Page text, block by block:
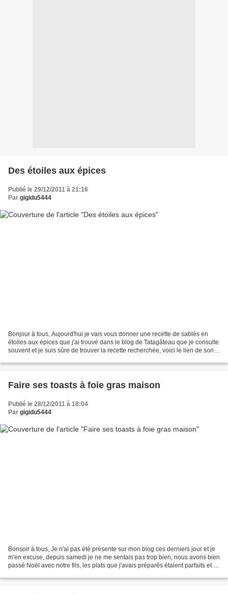
Des étoiles aux épices
Publié le 29/12/2011 à 21:16
Par gigidu5444
Bonjour à tous, Aujourd'hui je vais vous donner une recette de sablés en
étoiles aux épices que j'ai trouvé dans le blog de Tatagâteau que je consulte
souvent et je suis sûre de trouver la recette recherchée, voici le lien de son
Faire ses toasts à foie gras maison
Publié le 28/12/2011 à 18:04
Par gigidu5444
Bonsoir à tous, Je n'ai pas été présente sur mon blog ces derniers jour et je
m'en excuse, depuis samedi je ne me sentais pas trop bien, nous avons bien
passé Noël avec notre fils, les plats que j'avais préparés étaient parfaits et à